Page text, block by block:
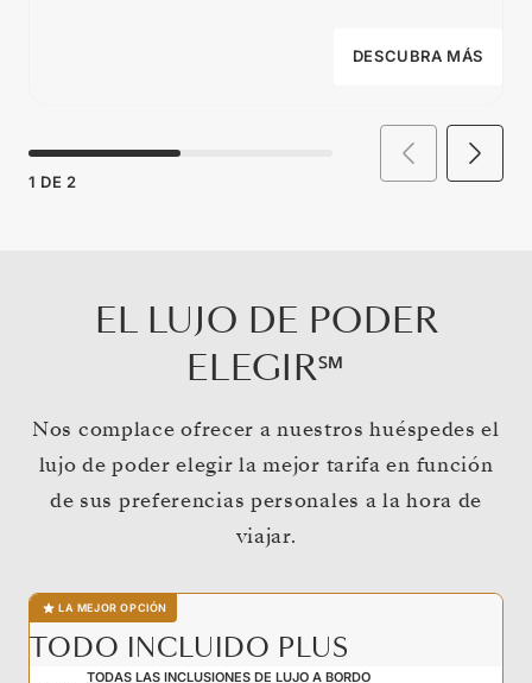
DESCUBRA MÁS
1 DE 2
EL LUJO DE PODER
ELEGIR℠
Nos complace ofrecer a nuestros huéspedes el
lujo de poder elegir la mejor tarifa en función
de sus preferencias personales a la hora de
viajar.
LA MEJOR OPCIÓN
TODO INCLUIDO PLUS
TODAS LAS INCLUSIONES DE LUJO A BORDO